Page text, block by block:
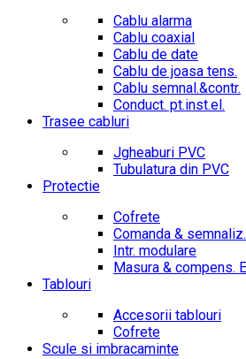
Cablu alarma
Cablu coaxial
Cablu de date
Cablu de joasa tens.
Cablu semnal.&contr.
Conduct. pt.inst.el.
Trasee cabluri
Jgheaburi PVC
Tubulatura din PVC
Protectie
Cofrete
Comanda & semnaliz.
Intr. modulare
Masura & compens.
Tablouri
Accesorii tablouri
Cofrete
Scule si imbracaminte